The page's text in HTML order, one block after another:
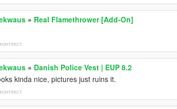
» Real Flamethrower [Add-On]
» Danish Police Vest | EUP 8.2
kinda nice, pictures just ruins it.